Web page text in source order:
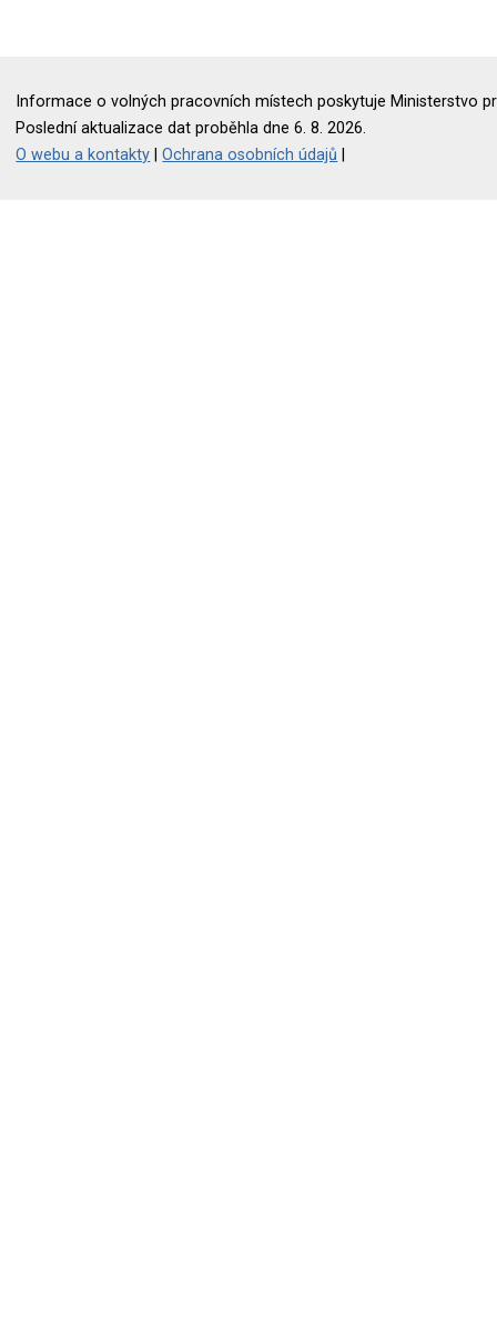
Informace o volných pracovních místech poskytuje Ministerstvo
Poslední aktualizace dat proběhla dne 6. 8. 2026.
O webu a kontakty |Ochrana osobních údajů